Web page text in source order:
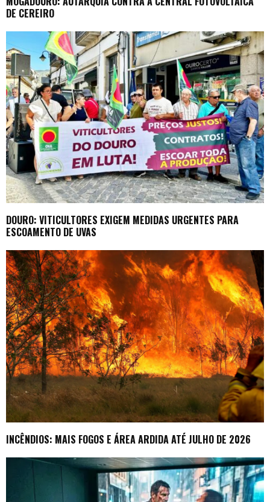
DE CEREIRO
DOURO: VITICULTORES EXIGEM MEDIDAS URGENTES PARA
ESCOAMENTO DE UVAS
INCÊNDIOS: MAIS FOGOS E ÁREA ARDIDA ATÉ JULHO DE 2026